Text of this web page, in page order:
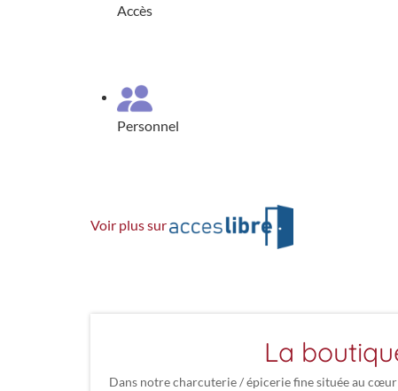
Accès
Personnel
Voir plus sur
La
Dans notre charcuterie / épicerie fine située au